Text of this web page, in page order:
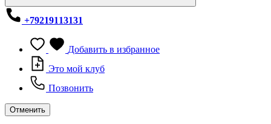
+79219113131
Добавить в избранное
Это мой клуб
Позвонить
Отменить